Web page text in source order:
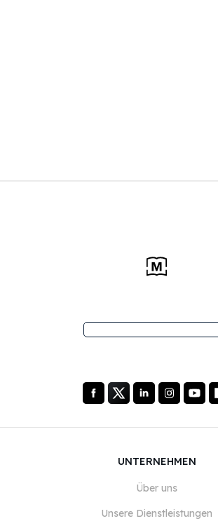
UNTERNEHMEN
Über uns
Unsere Dienstleistungen